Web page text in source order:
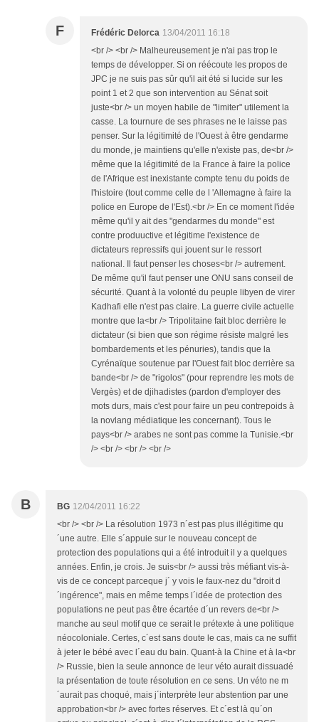
F Frédéric Delorca 13/04/2011 16:18
<br /> <br /> Malheureusement je n'ai pas trop le
temps de développer. Si on réécoute les propos de
JPC je ne suis pas sûr qu'il ait été si lucide sur les
point 1 et 2 que son intervention au Sénat soit
juste<br /> un moyen habile de "limiter" utilement la
casse. La tournure de ses phrases ne le laisse pas
penser. Sur la légitimité de l'Ouest à être gendarme
du monde, je maintiens qu'elle n'existe pas, de<br />
même que la légitimité de la France à faire la police
de l'Afrique est inexistante compte tenu du poids de
l'histoire (tout comme celle de l 'Allemagne à faire la
police en Europe de l'Est).<br /> En ce moment l'idée
même qu'il y ait des "gendarmes du monde" est
contre produuctive et légitime l'existence de
dictateurs repressifs qui jouent sur le ressort
national. Il faut penser les choses<br /> autrement.
De même qu'il faut penser une ONU sans conseil de
sécurité. Quant à la volonté du peuple libyen de virer
Kadhafi elle n'est pas claire. La guerre civile actuelle
montre que la<br /> Tripolitaine fait bloc derrière le
dictateur (si bien que son régime résiste malgré les
bombardements et les pénuries), tandis que la
Cyrénaïque soutenue par l'Ouest fait bloc derrière sa
bande<br /> de "rigolos" (pour reprendre les mots de
Vergès) et de djihadistes (pardon d'employer des
mots durs, mais c'est pour faire un peu contrepoids à
la novlang médiatique les concernant). Tous le
pays<br /> arabes ne sont pas comme la Tunisie.<br
/> <br /> <br /> <br />
B BG 12/04/2011 16:22
<br /> <br /> La résolution 1973 n´est pas plus illégitime qu
´une autre. Elle s´appuie sur le nouveau concept de
protection des populations qui a été introduit il y a quelques
années. Enfin, je crois. Je suis<br /> aussi très méfiant vis-à-
vis de ce concept parceque j´ y vois le faux-nez du "droit d
´ingérence", mais en même temps l´idée de protection des
populations ne peut pas être écartée d´un revers de<br />
manche au seul motif que ce serait le prétexte à une politique
néocoloniale. Certes, c´est sans doute le cas, mais ca ne suffit
à jeter le bébé avec l´eau du bain. Quant-à la Chine et à la<br
/> Russie, bien la seule annonce de leur véto aurait dissuadé
la présentation de toute résolution en ce sens. Un véto ne m
´aurait pas choqué, mais j´interprète leur abstention par une
approbation<br /> avec fortes réserves. Et c´est là qu´on